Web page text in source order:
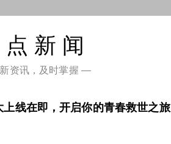
新闻
资讯，及时掌握 —
线在即，开启你的青春救世之旅